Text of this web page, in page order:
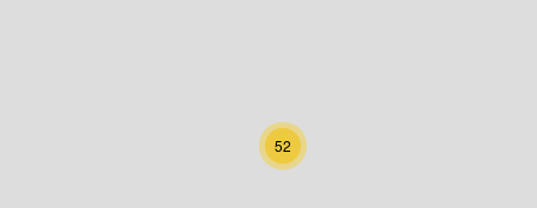
Niederösterreich
Oberösterreich
52